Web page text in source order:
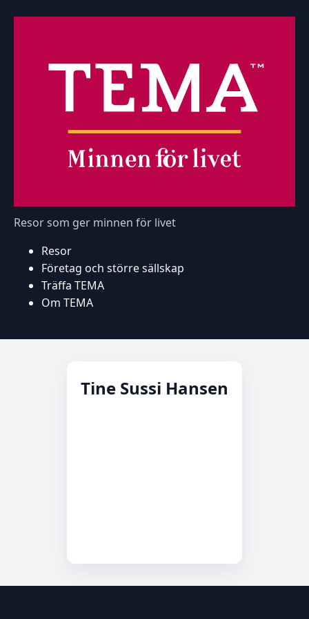
Resor som ger minnen för livet
Resor
Företag och större sällskap
Träffa TEMA
Om TEMA
Tine Sussi Hansen